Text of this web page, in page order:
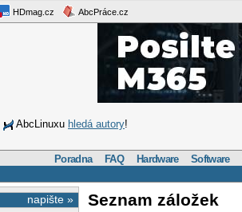
HDmag.cz AbcPráce.cz
AbcLinuxu hledá autory!
Poradna FAQ Hardware Software
napište » Seznam záložek